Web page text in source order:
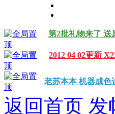
第2批礼物来了 送
2012 04 02更新
老苏本本 机器成色
返回首页 发